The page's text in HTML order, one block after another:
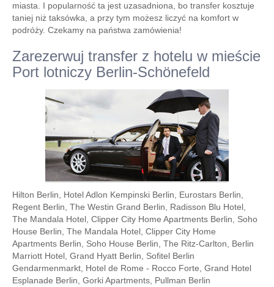
miasta. I popularność ta jest uzasadniona, bo transfer kosztuje
taniej niż taksówka, a przy tym możesz liczyć na komfort w
podróży. Czekamy na państwa zamówienia!
Zarezerwuj transfer z hotelu w mieście
Port lotniczy Berlin-Schönefeld
Hilton Berlin, Hotel Adlon Kempinski Berlin, Eurostars Berlin,
Regent Berlin, The Westin Grand Berlin, Radisson Blu Hotel,
The Mandala Hotel, Clipper City Home Apartments Berlin, Soho
House Berlin, The Mandala Hotel, Clipper City Home
Apartments Berlin, Soho House Berlin, The Ritz-Carlton, Berlin
Marriott Hotel, Grand Hyatt Berlin, Sofitel Berlin
Gendarmenmarkt, Hotel de Rome - Rocco Forte, Grand Hotel
Esplanade Berlin, Gorki Apartments, Pullman Berlin